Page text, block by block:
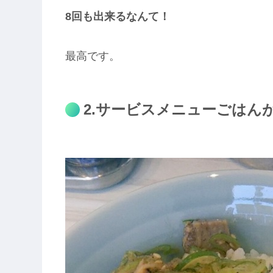
8回も出来るなんて！
最高です。
2.サービスメニューごはん